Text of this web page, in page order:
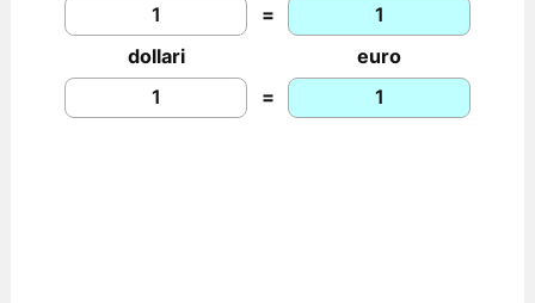
=
dollari
euro
=